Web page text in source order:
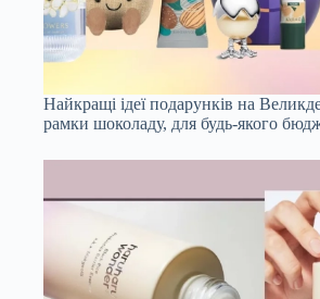
Найкращі ідеї подарунків на
рамки шоколаду, для будь-якого